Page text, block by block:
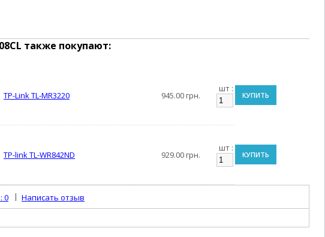
также покупают:
TP-Link TL-MR3220 945.00 грн.
шт :
КУПИТЬ
TP-link TL-WR842ND 929.00 грн.
шт :
КУПИТЬ
0 | Написать отзыв